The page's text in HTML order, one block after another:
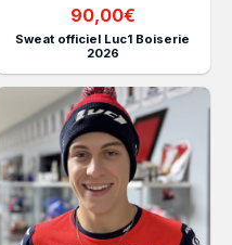
90,00€
Sweat officiel Luc1 Boiserie
2026